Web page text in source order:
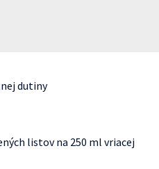
dutiny
listov na 250 ml vriacej